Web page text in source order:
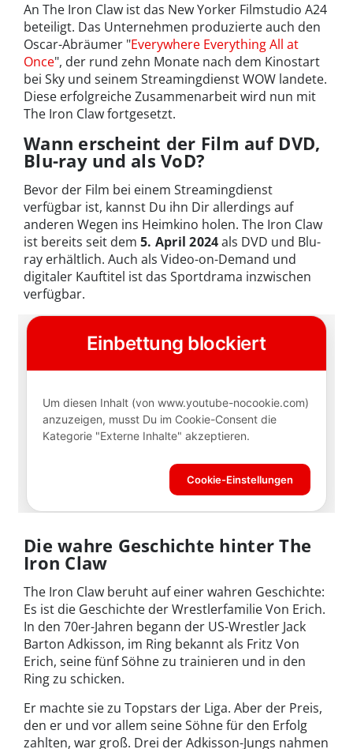
An The Iron Claw ist das New Yorker Filmstudio A24
beteiligt. Das Unternehmen produzierte auch den
Oscar-Abräumer "Everywhere Everything All at
Once", der rund zehn Monate nach dem Kinostart
bei Sky und seinem Streamingdienst WOW landete.
Diese erfolgreiche Zusammenarbeit wird nun mit
The Iron Claw fortgesetzt.
Wann erscheint der Film auf DVD,
Blu-ray und als VoD?
Bevor der Film bei einem Streamingdienst
verfügbar ist, kannst Du ihn Dir allerdings auf
anderen Wegen ins Heimkino holen. The Iron Claw
ist bereits seit dem 5. April 2024als DVD und Blu-
ray erhältlich. Auch als Video-on-Demand und
digitaler Kauftitel ist das Sportdrama inzwischen
verfügbar.
Die wahre Geschichte hinter The
Iron Claw
The Iron Claw beruht auf einer wahren Geschichte:
Es ist die Geschichte der Wrestlerfamilie Von Erich.
In den 70er-Jahren begann der US-Wrestler Jack
Barton Adkisson, im Ring bekannt als Fritz Von
Erich, seine fünf Söhne zu trainieren und in den
Ring zu schicken.
Er machte sie zu Topstars der Liga. Aber der Preis,
den er und vor allem seine Söhne für den Erfolg
zahlten, war groß. Drei der Adkisson-Jungs nahmen